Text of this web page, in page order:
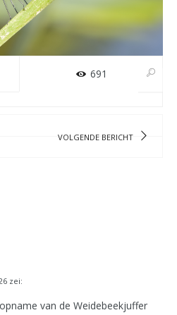
691
VOLGENDE BERICHT
zei:
van de Weidebeekjuffer